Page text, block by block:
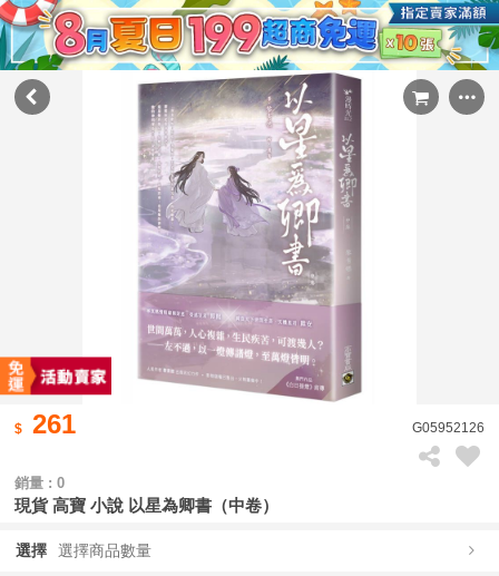
261 G05952126
銷量 : 0
現貨 高寶 小說 以星為卿書（中卷）
選擇 選擇商品數量